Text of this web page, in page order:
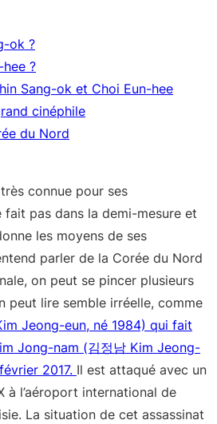
ok ?
?
Sang-ok et Choi Eun-hee
cinéphile
du Nord
connue pour ses
fait pas dans la demi-mesure et
les moyens de ses
parler de la Corée du Nord
on peut se pincer plusieurs
peut lire semble irréelle, comme
Jeong-eun, né 1984) qui fait
Jong-nam (김정남 Kim Jeong-
2017. Il est attaqué avec un
à l’aéroport international de
La situation de cet assassinat